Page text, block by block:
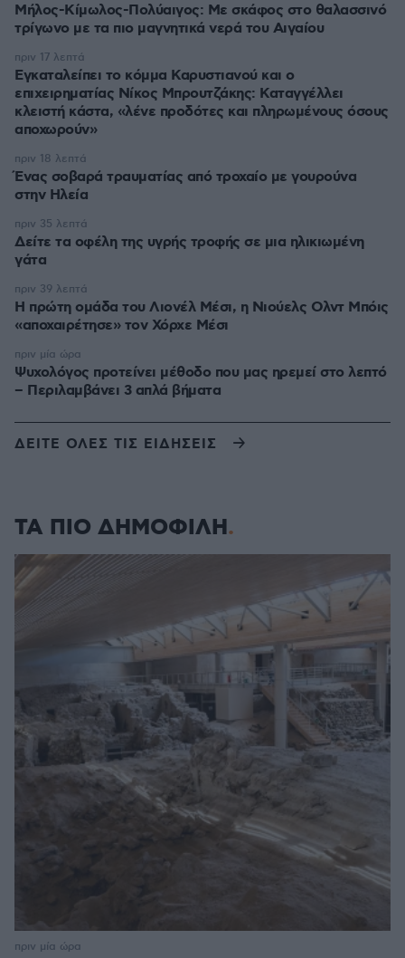
Μήλος-Κίμωλος-Πολύαιγος: Με σκάφος στο θαλασσινό
τρίγωνο με τα πιο μαγνητικά νερά του Αιγαίου
Εγκαταλείπει το κόμμα Καρυστιανού και ο
επιχειρηματίας Νίκος Μπρουτζάκης: Καταγγέλλει
κλειστή κάστα, «λένε προδότες και πληρωμένους όσους
αποχωρούν»
πριν 17 λεπτά
Ένας σοβαρά τραυματίας από τροχαίο με γουρούνα
στην Ηλεία
πριν 18 λεπτά
Δείτε τα οφέλη της υγρής τροφής σε μια ηλικιωμένη
γάτα
πριν 35 λεπτά
Η πρώτη ομάδα του Λιονέλ Μέσι, η Νιούελς Ολντ Μπόις
«αποχαιρέτησε» τον Χόρχε Μέσι
πριν 39 λεπτά
Ψυχολόγος προτείνει μέθοδο που μας ηρεμεί στο λεπτό
– Περιλαμβάνει 3 απλά βήματα
πριν μία ώρα
ΔΕΙΤΕ ΟΛΕΣ ΤΙΣ ΕΙΔΗΣΕΙΣ
ΤΑ ΠΙΟ ΔΗΜΟΦΙΛΗ
πριν μία ώρα